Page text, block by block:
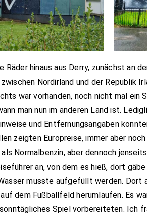
Räder hinaus aus Derry, zunächst an
Nordirland und der Republik
war vorhanden, noch nicht mal ein
man nun im anderen Land ist.
und Entfernungsangaben
zeigten Europreise, immer aber
Normalbenzin, aber dennoch
an, von dem es hieß, dort
musste aufgefüllt werden. Dort
dem Fußballfeld herumlaufen. Es
Spiel vorbereiteten. Ich